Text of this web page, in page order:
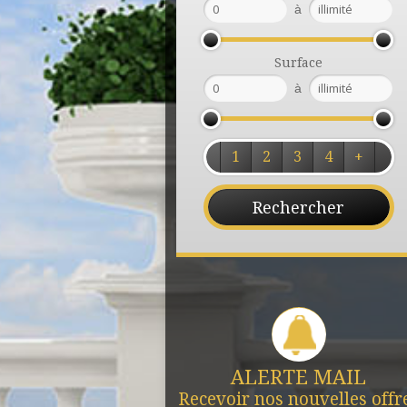
à
Surface
à
1 2 3 4 +
ALERTE MAIL
Recevoir nos nouvelles